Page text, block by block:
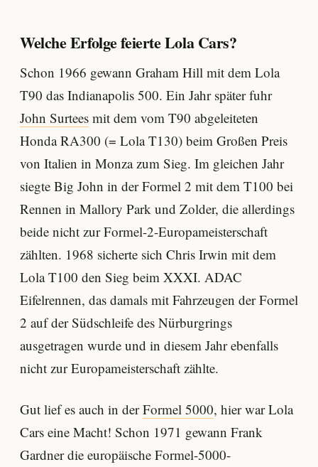
Welche Erfolge feierte Lola Cars?
Schon 1966 gewann Graham Hill mit dem Lola
T90 das Indianapolis 500. Ein Jahr später fuhr
John Surtees mit dem vom T90 abgeleiteten
Honda RA300 (= Lola T130) beim Großen Preis
von Italien in Monza zum Sieg. Im gleichen Jahr
siegte Big John in der Formel 2 mit dem T100 bei
Rennen in Mallory Park und Zolder, die allerdings
beide nicht zur Formel-2-Europameisterschaft
zählten. 1968 sicherte sich Chris Irwin mit dem
Lola T100 den Sieg beim XXXI. ADAC
Eifelrennen, das damals mit Fahrzeugen der Formel
2 auf der Südschleife des Nürburgrings
ausgetragen wurde und in diesem Jahr ebenfalls
nicht zur Europameisterschaft zählte.
Gut lief es auch in derFormel 5000, hier war Lola
Cars eine Macht! Schon 1971 gewann Frank
Gardner die europäische Formel-5000-